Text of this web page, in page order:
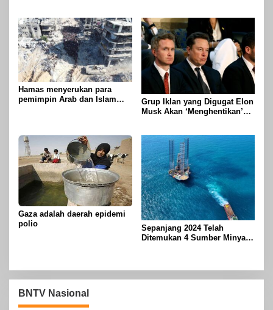
Hamas menyerukan para
pemimpin Arab dan Islam
Grup Iklan yang Digugat Elon
Musk Akan ‘Menghentikan’
Gaza adalah daerah epidemi
polio
Sepanjang 2024 Telah
Ditemukan 4 Sumber Minyak
BNTV Nasional